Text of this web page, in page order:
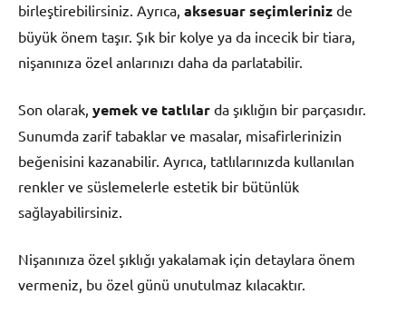
birleştirebilirsiniz. Ayrıca, aksesuar seçimleriniz de
büyük önem taşır. Şık bir kolye ya da incecik bir tiara,
nişanınıza özel anlarınızı daha da parlatabilir.
Son olarak, yemek ve tatlılar da şıklığın bir parçasıdır.
Sunumda zarif tabaklar ve masalar, misafirlerinizin
beğenisini kazanabilir. Ayrıca, tatlılarınızda kullanılan
renkler ve süslemelerle estetik bir bütünlük
sağlayabilirsiniz.
Nişanınıza özel şıklığı yakalamak için detaylara önem
vermeniz, bu özel günü unutulmaz kılacaktır.